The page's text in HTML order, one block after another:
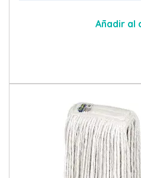
Añadir al